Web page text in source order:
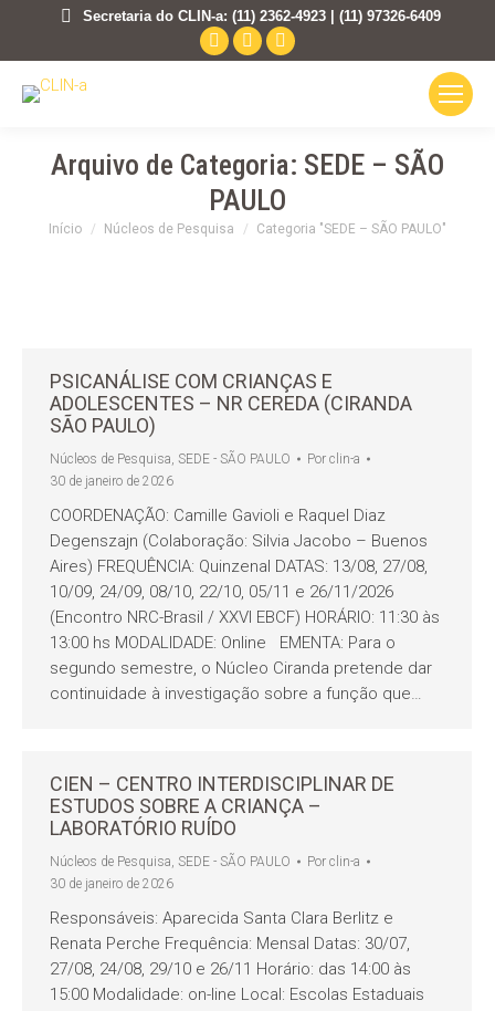
Secretaria do CLIN-a: (11) 2362-4923 | (11) 97326-6409
Facebook
new
window
Instagram
new
Mail
new
Arquivo de Categoria: SEDE – SÃO
PAULO
Você está aqui:
Início Núcleos de Pesquisa Categoria "SEDE – SÃO PAULO"
PSICANÁLISE COM CRIANÇAS E
ADOLESCENTES – NR CEREDA (CIRANDA
SÃO PAULO)
Núcleos de Pesquisa, SEDE - SÃO PAULO Por clin-a
30 de janeiro de 2026
COORDENAÇÃO: Camille Gavioli e Raquel Diaz
Degenszajn (Colaboração: Silvia Jacobo – Buenos
Aires) FREQUÊNCIA: Quinzenal DATAS: 13/08, 27/08,
10/09, 24/09, 08/10, 22/10, 05/11 e 26/11/2026
(Encontro NRC-Brasil / XXVI EBCF) HORÁRIO: 11:30 às
13:00 hs MODALIDADE: Online EMENTA: Para o
segundo semestre, o Núcleo Ciranda pretende dar
continuidade à investigação sobre a função que…
CIEN – CENTRO INTERDISCIPLINAR DE
ESTUDOS SOBRE A CRIANÇA –
LABORATÓRIO RUÍDO
Núcleos de Pesquisa, SEDE - SÃO PAULO Por clin-a
30 de janeiro de 2026
Responsáveis: Aparecida Santa Clara Berlitz e
Renata Perche Frequência: Mensal Datas: 30/07,
27/08, 24/08, 29/10 e 26/11 Horário: das 14:00 às
15:00 Modalidade: on-line Local: Escolas Estaduais